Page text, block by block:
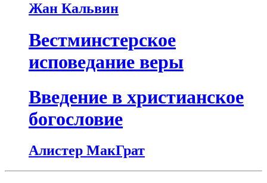
Жан Кальвин
Вестминстерское
исповедание веры
Введение в христианское
богословие
Алистер МакГрат